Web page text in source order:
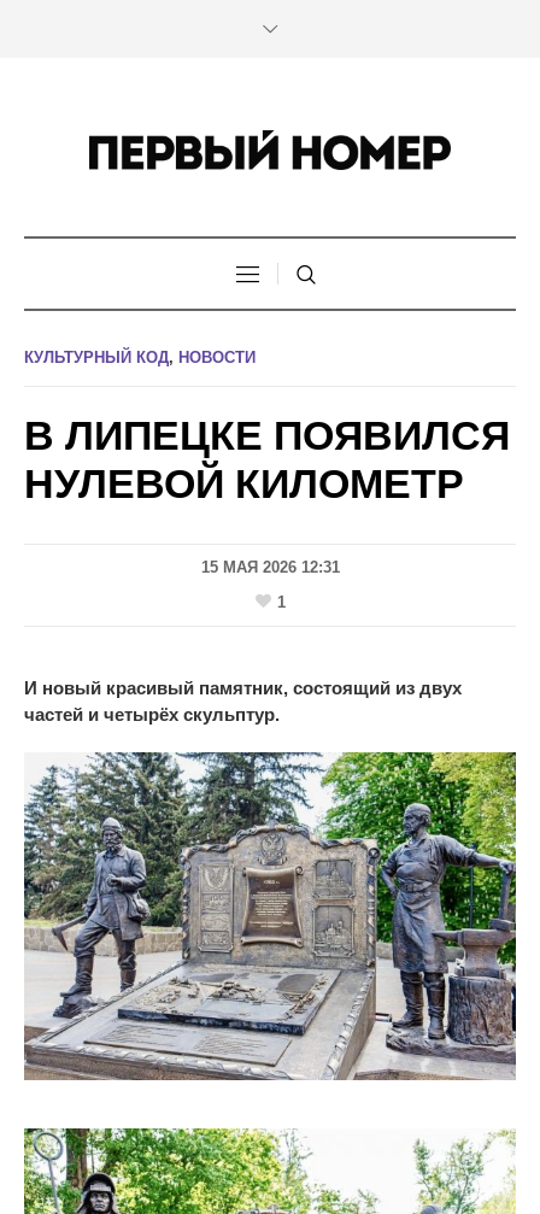
КУЛЬТУРНЫЙ КОД, НОВОСТИ
В ЛИПЕЦКЕ ПОЯВИЛСЯ
НУЛЕВОЙ КИЛОМЕТР
15 МАЯ 2026 12:31
1
И новый красивый памятник, состоящий из двух
частей и четырёх скульптур.